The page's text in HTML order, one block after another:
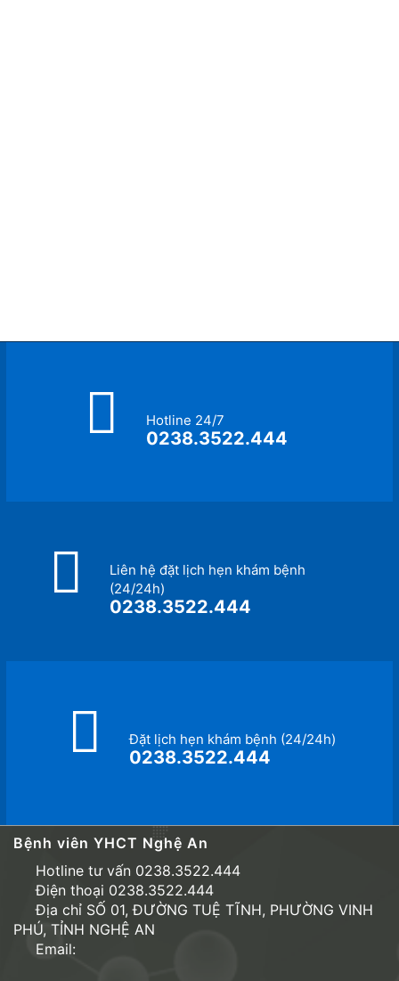
Hotline 24/7
0238.3522.444
Liên hệ đặt lịch hẹn khám bệnh
(24/24h)
0238.3522.444
Đặt lịch hẹn khám bệnh (24/24h)
0238.3522.444
Bệnh viên YHCT Nghệ An
Hotline tư vấn 0238.3522.444
Điện thoại 0238.3522.444
Địa chỉ SỐ 01, ĐƯỜNG TUỆ TĨNH, PHƯỜNG VINH
PHÚ, TỈNH NGHỆ AN
Email: